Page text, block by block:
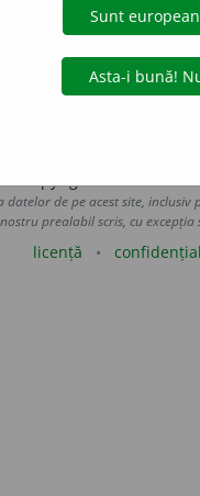
răcitoare, s. f.
acțiuni
Copyright © 2004-2026
de pe acest site,
prealabil scris, cu
licență